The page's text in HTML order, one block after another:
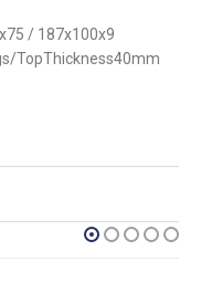
/ 187x100x9
TopThickness40mm